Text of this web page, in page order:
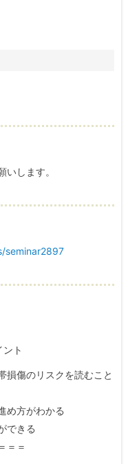
します。
seminar2897
ト
損傷のリスクを読むこと
め方がわかる
できる
＝＝